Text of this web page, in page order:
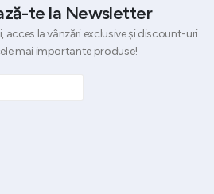
te la Newsletter
acces la vânzări exclusive și discount-uri
mai importante produse!